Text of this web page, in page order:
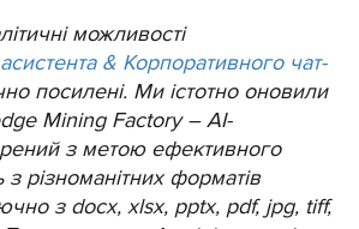
можливості
& Корпоративного чат-
посилені. Ми істотно оновили
Mining Factory – АІ-
з метою ефективного
різноманітних форматів
з docx, xlsx, pptx, pdf, jpg, tiff,